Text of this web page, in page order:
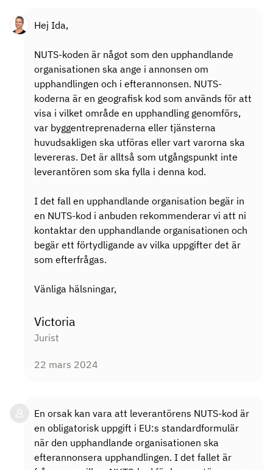
Hej Ida,
NUTS-koden är något som den upphandlande
organisationen ska ange i annonsen om
upphandlingen och i efterannonsen. NUTS-
koderna är en geografisk kod som används för att
visa i vilket område en upphandling genomförs,
var byggentreprenaderna eller tjänsterna
huvudsakligen ska utföras eller vart varorna ska
levereras. Det är alltså som utgångspunkt inte
leverantören som ska fylla i denna kod.
I det fall en upphandlande organisation begär in
en NUTS-kod i anbuden rekommenderar vi att ni
kontaktar den upphandlande organisationen och
begär ett förtydligande av vilka uppgifter det är
som efterfrågas.
Vänliga hälsningar,
Victoria
Jurist
22 mars 2024
En orsak kan vara att leverantörens NUTS-kod är
en obligatorisk uppgift i EU:s standardformulär
när den upphandlande organisationen ska
efterannonsera upphandlingen. I det fallet är